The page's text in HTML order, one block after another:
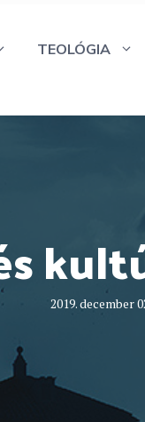
TEOLÓGIA
2019. december